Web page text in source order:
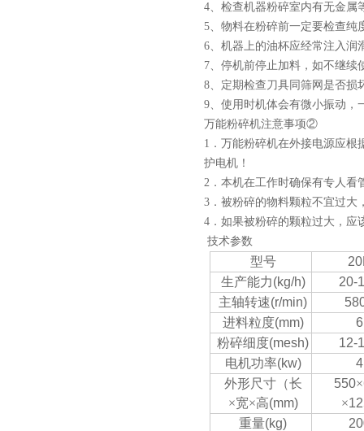
4、检查机器粉碎室内有无金属
5、物料在粉碎前一定要检查纯
6、机器上的油杯应经常注入润
7、停机前停止加料，如不继续
8、定期检查刀具同筛网是否损
9、使用时机体会有微小振动，
万能粉碎机注意事项②
1．万能粉碎机在外接电源应
护电机！
2．本机在工作时确保有专人看
3．被粉碎的物料颗粒不宜过大
4．如果被粉碎的颗粒过大，应
技术参数
型号
生产能力(kg/h)
20-
主轴转速(r/min)
进料粒度(mm)
6
粉碎细度(mesh)
12-
电机功率(kw)
4
外形尺寸（长
×宽×高(mm)
550×
×
重量(kg)